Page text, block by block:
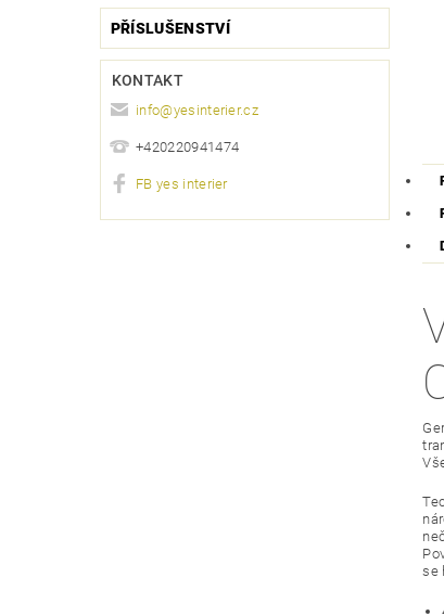
PŘÍSLUŠENSTVÍ
KONTAKT
info@yesinterier.cz
+420220941474
FB yes interier
se